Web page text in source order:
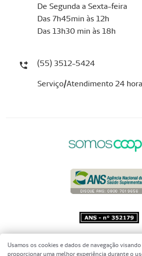
De Segunda a Sexta-feira
Das 7h45min às 12h
Das 13h30 min às 18h
(55) 3512-5424
Serviço/Atendimento 24
Copyright 2001 - 2026
Brasil - Todos os direitos
Usamos os cookies e dados de navegação visando
proporcionar uma melhor experiência durante o